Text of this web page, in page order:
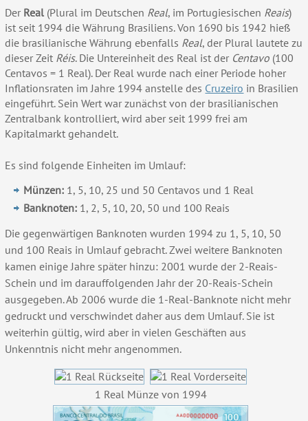
Der Real (Plural im Deutschen Real, im Portugiesischen Reais)
ist seit 1994 die Währung Brasiliens. Von 1690 bis 1942 hieß
die brasilianische Währung ebenfalls Real, der Plural lautete zu
dieser Zeit Réis. Die Untereinheit des Real ist der Centavo (100
Centavos = 1 Real). Der Real wurde nach einer Periode hoher
Inflationsraten im Jahre 1994 anstelle des Cruzeiro in Brasilien
eingeführt. Sein Wert war zunächst von der brasilianischen
Zentralbank kontrolliert, wird aber seit 1999 freiam
Kapitalmarkt gehandelt.
Es sind folgende Einheiten im Umlauf:
Münzen: 1, 5, 10, 25 und 50 Centavos und 1 Real
Banknoten: 1, 2, 5, 10, 20, 50 und 100 Reais
Die gegenwärtigen Banknoten wurden 1994 zu 1, 5, 10, 50
und 100 Reais in Umlauf gebracht. Zwei weitere Banknoten
kamen einige Jahre später hinzu: 2001 wurde der 2-Reais-
Schein und im darauffolgenden Jahr der 20-Reais-Schein
ausgegeben. Ab 2006 wurde die 1-Real-Banknote nicht mehr
gedruckt und verschwindet daher aus dem Umlauf. Sie ist
weiterhin gültig, wird aber in vielen Geschäften aus
Unkenntnis nicht mehr angenommen.
1 Real Münze von 1994